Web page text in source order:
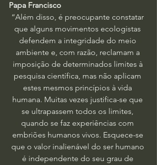
Papa Francisco
“Além disso, é preocupante constatar
que alguns movimentos ecologistas
defendem a integridade do meio
ambiente e, com razão, reclamam a
imposição de determinados limites à
pesquisa científica, mas não aplicam
estes mesmos princípios à vida
humana. Muitas vezes justifica-se que
se ultrapassem todos os limites,
quando se faz experiências com
embriões humanos vivos. Esquece-se
que o valor inalienável do ser humano
é independente do seu grau de